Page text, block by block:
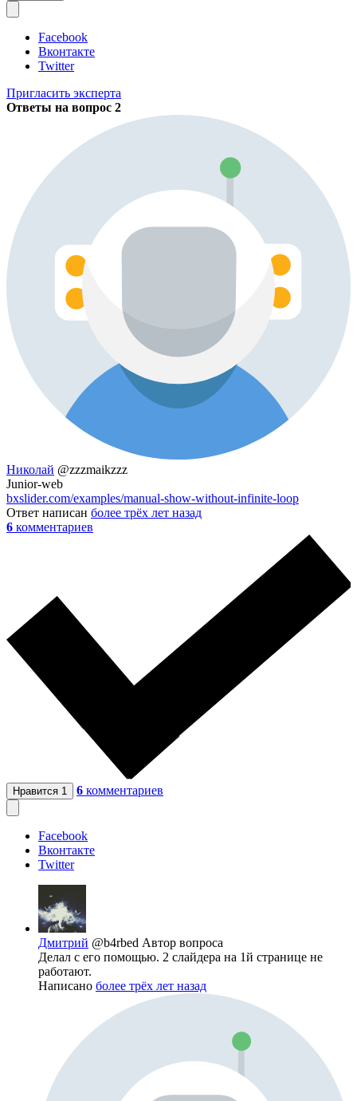
Facebook
Вконтакте
Twitter
Пригласить эксперта
Ответы на вопрос 2
Николай @zzzmaikzzz
Junior-web
bxslider.com/examples/manual-show-without-infinite-loop
Ответ написан более трёх лет назад
6 комментариев
Нравится 1 6 комментариев
Facebook
Вконтакте
Twitter
Дмитрий @b4rbed Автор вопроса
Делал с его помощью. 2 слайдера на 1й странице не
работают.
Написано более трёх лет назад